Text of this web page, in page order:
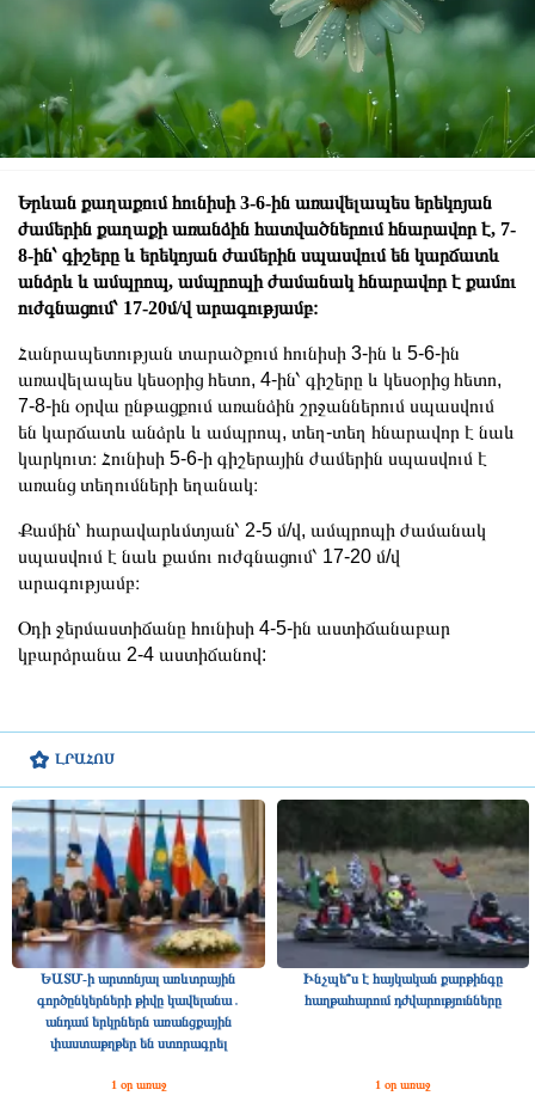
ԼՐԱՀՈՍ
ԵԱՏՄ-ի արտոնյալ առևտրային
գործընկերների թիվը կավելանա․
անդամ երկրներն առանցքային
փաստաթղթեր են ստորագրել
1 օր առաջ
Ինչպե՞ս է հայկական քարթինգը
հաղթահարում դժվարությունները
1 օր առաջ
Երևան քաղաքում հունիսի 3-6-ին առավելապես երեկոյան
ժամերին քաղաքի առանձին հատվածներում հնարավոր է, 7-
8-ին՝ գիշերը և երեկոյան ժամերին սպասվում են կարճատև
անձրև և ամպրոպ, ամպրոպի ժամանակ հնարավոր է քամու
ուժգնացում՝ 17-20մ/վ արագությամբ։
Հանրապետության տարածքում հունիսի 3-ին և 5-6-ին
առավելապես կեսօրից հետո, 4-ին՝ գիշերը և կեսօրից հետո,
7-8-ին օրվա ընթացքում առանձին շրջաններում սպասվում
են կարճատև անձրև և ամպրոպ, տեղ-տեղ հնարավոր է նաև
կարկուտ։ Հունիսի 5-6-ի գիշերային ժամերին սպասվում է
առանց տեղումների եղանակ։
Քամին՝ հարավարևմտյան՝ 2-5 մ/վ, ամպրոպի ժամանակ
սպասվում է նաև քամու ուժգնացում՝ 17-20 մ/վ
արագությամբ։
Օդի ջերմաստիճանը հունիսի 4-5-ին աստիճանաբար
կբարձրանա 2-4 աստիճանով: